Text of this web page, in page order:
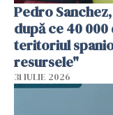
Pedro
după ce 40
teritoriul
resursele"
31 IULIE 2026